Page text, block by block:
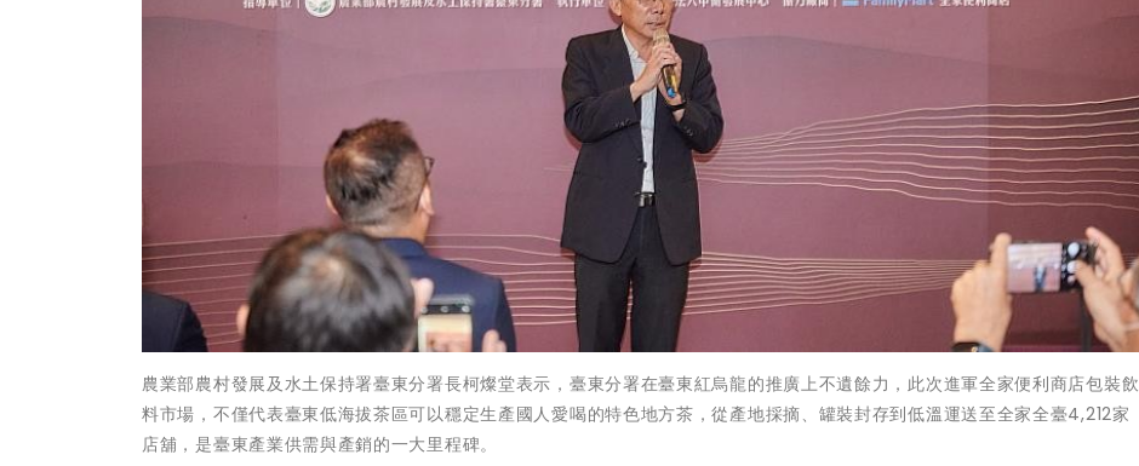
農業部農村發展及水土保持署臺東分署長柯燦堂表示，臺東分署在臺東紅烏龍的推廣上不遺餘力，此次進軍全家便利商店包裝飲
料市場，不僅代表臺東低海拔茶區可以穩定生產國人愛喝的特色地方茶，從產地採摘、罐裝封存到低溫運送至全家全臺4,212家
店舖，是臺東產業供需與產銷的一大里程碑。